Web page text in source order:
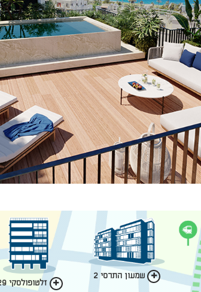
זלטופולסקי 29
שמעון התרסי 2